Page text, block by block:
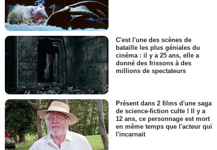
C'est l'une des scènes de
bataille les plus géniales du
cinéma : il y a 25 ans, elle a
donné des frissons à des
millions de spectateurs
Présent dans 2 films d'une saga
de science-fiction culte ! Il y a
12 ans, ce personnage est mort
en même temps que l'acteur qui
l'incarnait